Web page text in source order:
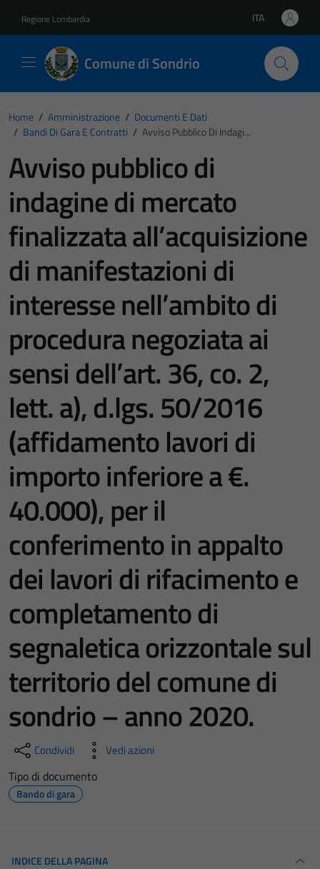
Regione Lombardia Lingua attiva:
ITA
Comune di Sondrio
Home / Amministrazione / Documenti E Dati
/ Bandi Di Gara E Contratti / Avviso Pubblico Di Indagi...
Avviso pubblico di
indagine di mercato
finalizzata all’acquisizione
di manifestazioni di
interesse nell’ambito di
procedura negoziata ai
sensi dell’art. 36, co. 2,
lett. a), d.lgs. 50/2016
(affidamento lavori di
importo inferiore a €.
40.000), per il
conferimento in appalto
dei lavori di rifacimento e
completamento di
segnaletica orizzontale sul
territorio del comune di
sondrio – anno 2020.
Condividi Vedi azioni
Tipo di documento
Bando di gara
INDICE DELLA PAGINA